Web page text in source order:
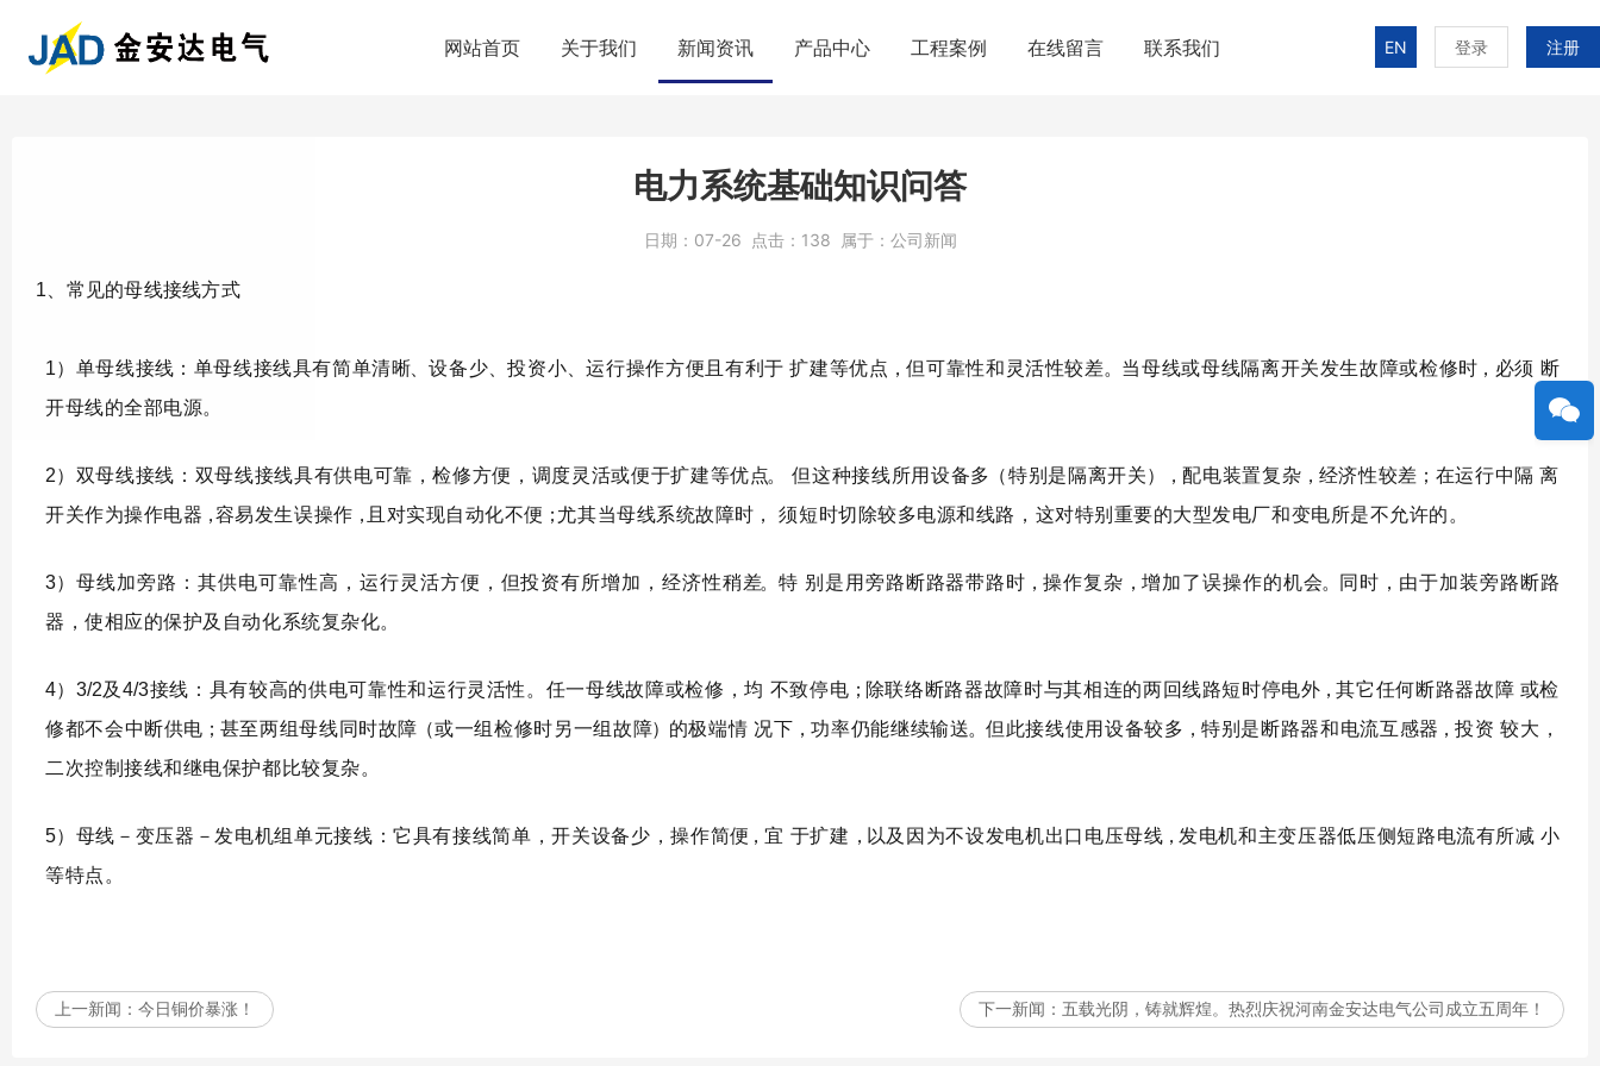
登录 注册
EN
网站首页 关于我们 新闻资讯 产品中心 工程案例 在线留言 联系我们
电力系统基础知识问答
日期： 07-26 点击： 138 属于： 公司新闻
1 常 见的母线接线方式
1）单母线接线： 单母线接线具有简单清晰、设备少 、投资小 、运行操作方便且有利于 扩建等优点 ，但可靠性和灵活性较差。 当母线或母线隔离开关发生故障或检修时， 必须 断
开母线的全部电源。
2）双母线接线：双母线接线具有供电可靠，检修方便，调度灵活或便于扩建等优点。 但这种接线所用设备多 （特别是隔离开关） ，配电装置复杂， 经济性较差 ； 在运行中隔 离
开关作为操作电器，容易发生误操作 ， 且对实现自动化不便 ； 尤其当母线系统故障时 ， 须短时切除较多电源和线路，这对特别重要的大型发电厂和变电所是不允许的。
3）母线加旁路：其供电可靠性高，运行灵活方便，但投资有所增加，经济性稍差。 特 别是用旁路断路器带路时，操作复杂 ， 增加了误操作的机会。 同时 ， 由于加装旁路断路
器，使相应的保护及自动化系统复杂化。
4） 3/2及4/3接线：具有较高的供电可靠性和运行灵活性。任一母线故障或检修，均 不致停电； 除联络断路器故障时与其相连的两回线路短时停电外，其它任何断路器故障 或检
修都不会中断供电； 甚至两组母线同时故障（或一组检修时另一组故障） 的极端情 况下 ，功率仍能继续输送。但此接线使用设备较多 ，特别是断路器和电流互感器 ，投资 较大，
二次控制接线和继电保护都比较复杂。
5）母线－ 变压器 －发电机组单元接线：它具有接线简单，开关设备少，操作简便，宜 于扩建 ， 以及因为不设发电机出口电压母线， 发电机和主变压器低压侧短路电流有所减 小
等特点。
上一新闻： 今日铜价暴涨！ 下一新闻： 五载光阴，铸就辉煌。热烈庆祝河南金安达电气公司成立五周年！